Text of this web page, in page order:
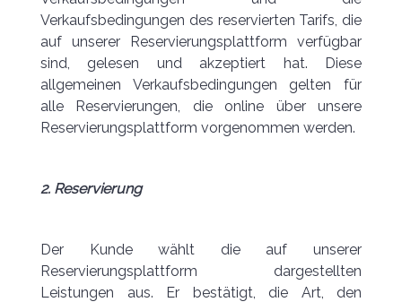
Verkaufsbedingungen des reservierten Tarifs, die
auf unserer Reservierungsplattform verfügbar
sind, gelesen und akzeptiert hat. Diese
allgemeinen Verkaufsbedingungen gelten für
alle Reservierungen, die online über unsere
Reservierungsplattform vorgenommen werden.
2. Reservierung
Der Kunde wählt die auf unserer
Reservierungsplattform dargestellten
Leistungen aus. Er bestätigt, die Art, den